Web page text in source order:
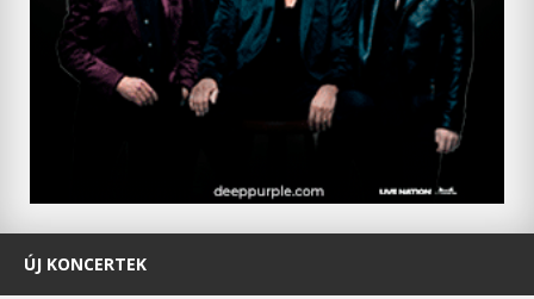
ÚJ KONCERTEK